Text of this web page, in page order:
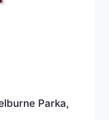
Parka,